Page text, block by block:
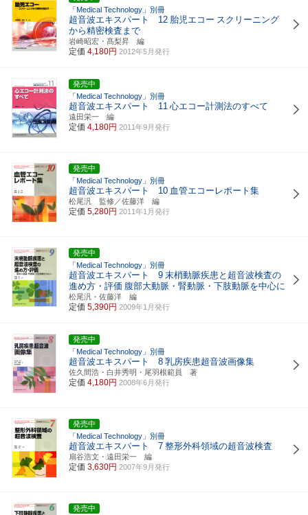
「Medical Technology」別冊
超音波エキスパート 12 胎児エコー スクリーニング
から精密検査まで
岩崎昭宏・髙梨昇 編
定価 4,180円 2012年5月発行
発売中
「Medical Technology」別冊
超音波エキスパート 11 心エコー計測法のすべて
遠田栄一 編
定価 4,180円 2011年9月発行
発売中
「Medical Technology」別冊
超音波エキスパート 10 血管エコーレポート集
松尾汎 監修／佐藤洋 編
定価 5,280円 2011年1月発行
発売中
「Medical Technology」別冊
超音波エキスパート 9 末梢動脈疾患と超音波検査の
進め方・評価 腹部大動脈・腎動脈・下肢動脈を中心に
松尾汎・佐藤洋 編
定価 5,390円 2009年1月発行
発売中
「Medical Technology」別冊
超音波エキスパート 8 乳房疾患超音波画像集
佐久間浩・白井秀明・尾羽根範員 著
定価 4,180円 2008年6月発行
発売中
「Medical Technology」別冊
超音波エキスパート 7 整形外科領域の超音波検査
扇谷浩文・遠田栄一 編
定価 3,630円 2007年9月発行
発売中